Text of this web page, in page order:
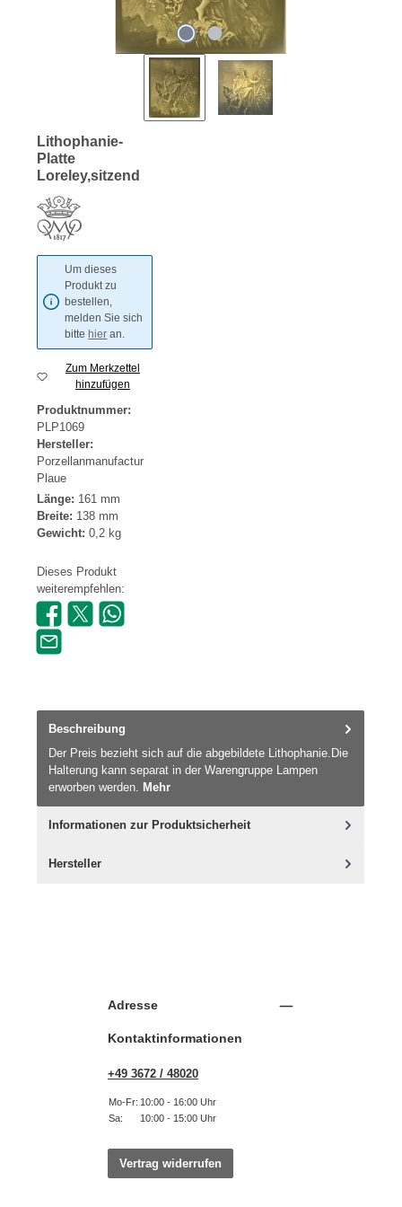
Lithophanie-
Platte
Loreley,sitzend
Um dieses
Produkt zu
bestellen,
melden Sie sich
bitte hier an.
Zum Merkzettel
hinzufügen
Produktnummer:
PLP1069
Hersteller:
Porzellanmanufactur
Plaue
Länge: 161 mm
Breite: 138 mm
Gewicht: 0,2 kg
Dieses Produkt
weiterempfehlen:
Beschreibung
Der Preis bezieht sich auf die abgebildete Lithophanie.Die
Halterung kann separat in der Warengruppe Lampen
erworben werden. Mehr
Informationen zur Produktsicherheit
Hersteller
Adresse
Kontaktinformationen
+49 3672 / 48020
Mo-Fr: 10:00 - 16:00 Uhr
Sa:
10:00 - 15:00 Uhr
Vertrag widerrufen